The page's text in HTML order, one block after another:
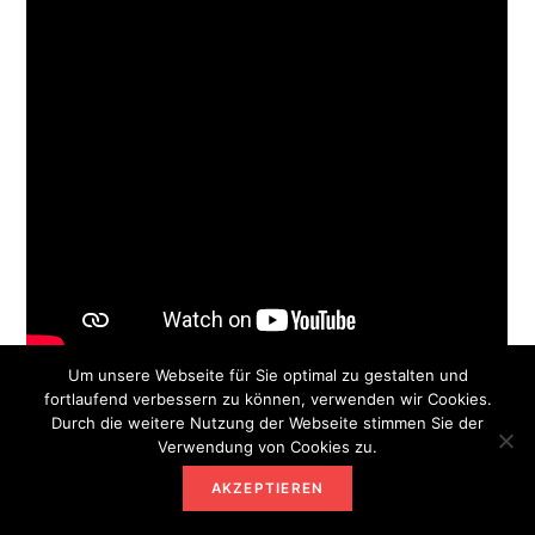
Dadurch kann der Rotkohl besser durchgegart
werden und wird weicher. Darüber hinaus hat Essig
eine konservierende Wirkung, wodurch das
Gemüse länger haltbar bleibt.
Um unsere Webseite für Sie optimal zu gestalten und
fortlaufend verbessern zu können, verwenden wir Cookies.
Durch die weitere Nutzung der Webseite stimmen Sie der
Verwendung von Cookies zu.
AKZEPTIEREN